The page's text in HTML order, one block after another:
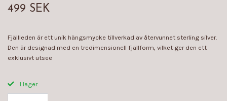
499 SEK
Fjällleden är ett unik hängsmycke tillverkad av återvunnet sterling silver.
Den är designad med en tredimensionell fjällform, vilket ger den ett
exklusivt utsee
I lager